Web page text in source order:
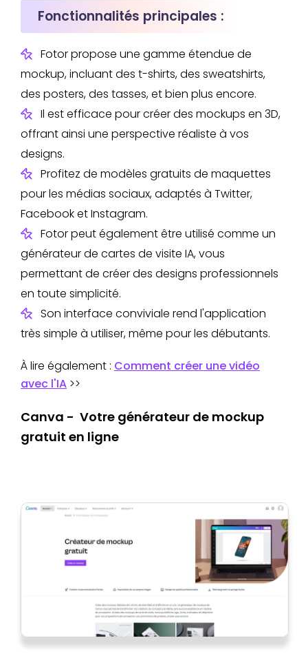
Fonctionnalités principales :
Fotor propose une gamme étendue de
mockup, incluant des t-shirts, des sweatshirts,
des posters, des tasses, et bien plus encore.
Il est efficace pour créer des mockups en 3D,
offrant ainsi une perspective réaliste à vos
designs.
Profitez de modèles gratuits de maquettes
pour les médias sociaux, adaptés à Twitter,
Facebook et Instagram.
Fotor peut également être utilisé comme un
générateur de cartes de visite IA, vous
permettant de créer des designs professionnels
en toute simplicité.
Son interface conviviale rend l'application
très simple à utiliser, même pour les débutants.
À lire également : Comment créer une vidéo
avec l'IA >>
Canva - Votre générateur de mockup
gratuit en ligne